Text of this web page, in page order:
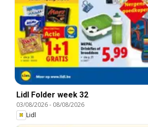
Lidl Folder week 32
03/08/2026- 08/08/2026
Lidl